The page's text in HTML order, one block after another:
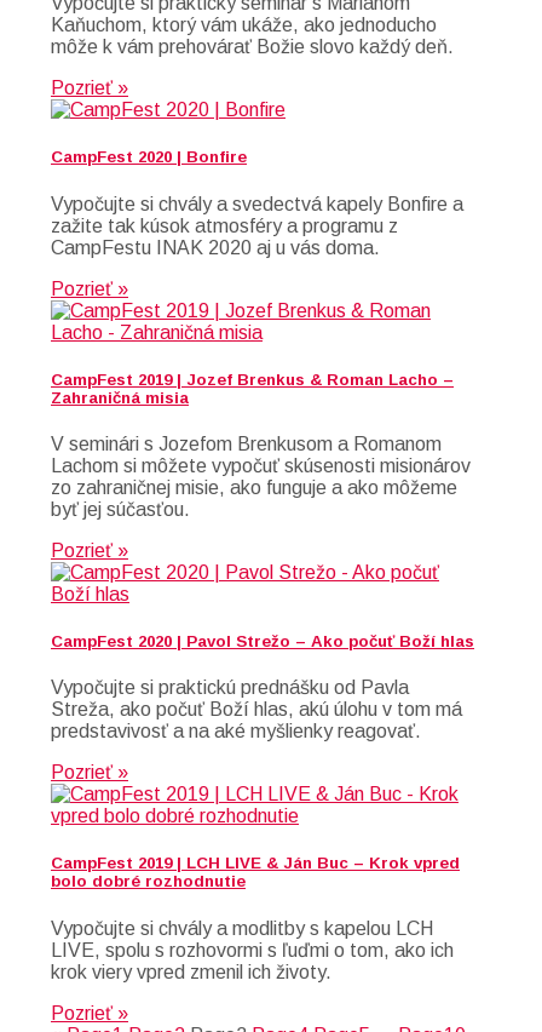
Kaňuchom, ktorý vám ukáže, ako jednoducho
môže k vám prehovárať Božie slovo každý deň.
Pozrieť »
CampFest 2020 | Bonfire
Vypočujte si chvály a svedectvá kapely Bonfire a
zažite tak kúsok atmosféry a programu z
CampFestu INAK 2020 aj u vás doma.
Pozrieť »
CampFest 2019 | Jozef Brenkus & Roman Lacho –
Zahraničná misia
V seminári s Jozefom Brenkusom a Romanom
Lachom si môžete vypočuť skúsenosti misionárov
zo zahraničnej misie, ako funguje a ako môžeme
byť jej súčasťou.
Pozrieť »
CampFest 2020 | Pavol Strežo – Ako počuť Boží hlas
Vypočujte si praktickú prednášku od Pavla
Streža, ako počuť Boží hlas, akú úlohu v tom má
predstavivosť a na aké myšlienky reagovať.
Pozrieť »
CampFest 2019 | LCH LIVE & Ján Buc – Krok vpred
bolo dobré rozhodnutie
Vypočujte si chvály a modlitby s kapelou LCH
LIVE, spolu s rozhovormi s ľuďmi o tom, ako ich
krok viery vpred zmenil ich životy.
Pozrieť »